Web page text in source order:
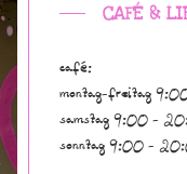
CAFÉ &
café:
montag-freitag
samstag 9:00 -
sonntag 9:00 -